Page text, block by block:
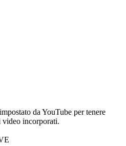
da YouTube per tenere
video incorporati.